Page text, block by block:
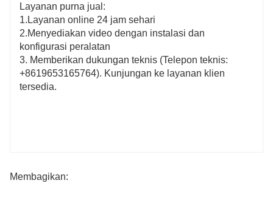
Layanan purna jual:
1.Layanan online 24 jam sehari
2.Menyediakan video dengan instalasi dan
konfigurasi peralatan
3. Memberikan dukungan teknis (Telepon teknis:
+8619653165764). Kunjungan ke layanan klien
tersedia.
Membagikan: